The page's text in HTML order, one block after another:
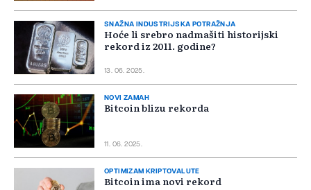
SNAŽNA INDUSTRIJSKA POTRAŽNJA
Hoće li srebro nadmašiti historijski
rekord iz 2011. godine?
13. 06. 2025.
NOVI ZAMAH
Bitcoin blizu rekorda
11. 06. 2025.
OPTIMIZAM KRIPTOVALUTE
Bitcoin ima novi rekord